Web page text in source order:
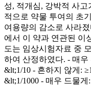
성, 적개심, 강박적 사
적으로 약물 투여의 초
여용량의 감소로 사라
에서 이 약과 연관된 이
도는 임상시험자료 중
하여 산정하였다. - 매우
&lt;1/10 - 흔하지 않게:
&lt;1/1000 - 매우 드물